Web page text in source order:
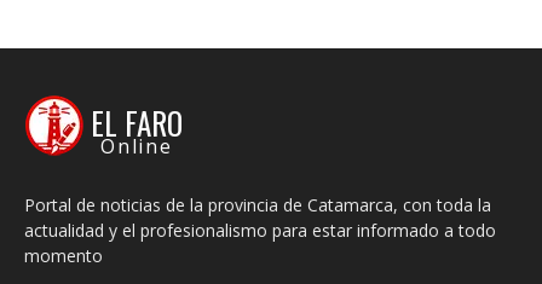
EL FARO
Online
Portal de noticias de la provincia de Catamarca, con toda la
actualidad y el profesionalismo para estar informado a todo
momento